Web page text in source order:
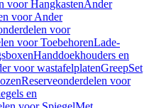
voor HangkastenAnder
voor Ander
voor
voor ToebehorenLade-
Handdoekhouders en
voor wastafelplatenGreepSet
Reserveonderdelen voor
en